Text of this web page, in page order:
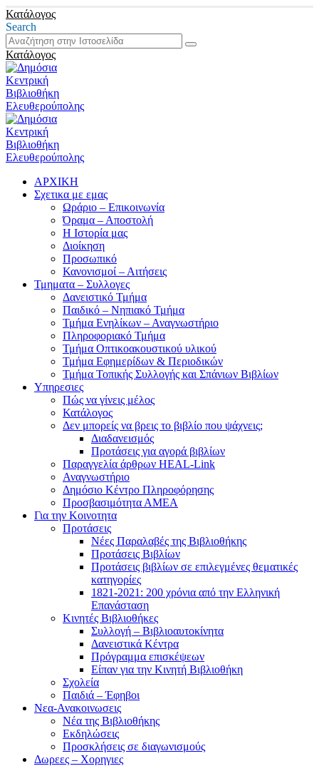
Κατάλογος
Search
Κατάλογος
ΑΡΧΙΚΗ
Σχετικα με εμας
Ωράριο – Επικοινωνία
Όραμα – Αποστολή
Η Ιστορία μας
Διοίκηση
Προσωπικό
Κανονισμοί – Αιτήσεις
Τμηματα – Συλλογες
Δανειστικό Τμήμα
Παιδικό – Νηπιακό Τμήμα
Τμήμα Ενηλίκων – Αναγνωστήριο
Πληροφοριακό Τμήμα
Τμήμα Οπτικοακουστικού υλικού
Τμήμα Εφημερίδων & Περιοδικών
Τμήμα Τοπικής Συλλογής και Σπάνιων Βιβλίων
Υπηρεσιες
Πώς να γίνεις μέλος
Κατάλογος
Δεν μπορείς να βρεις το βιβλίο που ψάχνεις;
Διαδανεισμός
Προτάσεις για αγορά βιβλίων
Παραγγελία άρθρων HEAL-Link
Αναγνωστήριο
Δημόσιο Κέντρο Πληροφόρησης
Προσβασιμότητα ΑΜΕΑ
Για την Κοινοτητα
Προτάσεις
Νέες Παραλαβές της Βιβλιοθήκης
Προτάσεις Βιβλίων
Προτάσεις βιβλίων σε επιλεγμένες θεματικές
κατηγορίες
1821-2021: 200 χρόνια από την Ελληνική
Επανάσταση
Κινητές Βιβλιοθήκες
Συλλογή – Βιβλιοαυτοκίνητα
Δανειστικά Κέντρα
Πρόγραμμα επισκέψεων
Είπαν για την Κινητή Βιβλιοθήκη
Σχολεία
Παιδιά – Έφηβοι
Νεα-Ανακοινωσεις
Νέα της Βιβλιοθήκης
Εκδηλώσεις
Προσκλήσεις σε διαγωνισμούς
Δωρεες – Χορηγιες